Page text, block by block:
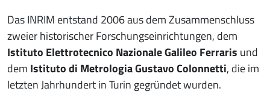
Das INRIM entstand 2006 aus dem Zusammenschluss
zweier historischer Forschungseinrichtungen, dem
Istituto Elettrotecnico Nazionale Galileo Ferraris und
dem Istituto di Metrologia Gustavo Colonnetti, die im
letzten Jahrhundert in Turin gegründet wurden.